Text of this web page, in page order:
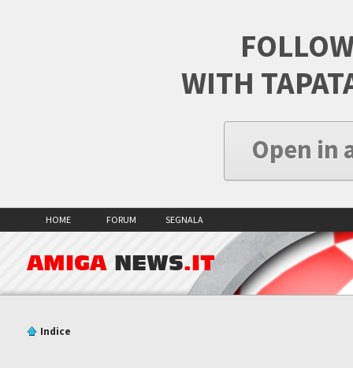
WITH
Open in
HOME FORUM SEGNALA
AMIGA NEWS.IT
Indice